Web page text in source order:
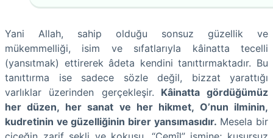
Yani Allah, sahip olduğu sonsuz güzellik ve
mükemmelliği, isim ve sıfatlarıyla kâinatta tecelli
(yansıtmak) ettirerek âdeta kendini tanıttırmaktadır. Bu
tanıttırma ise sadece sözle değil, bizzat yarattığı
varlıklar üzerinden gerçekleşir. Kâinatta gördüğümüz
her düzen, her sanat ve her hikmet, O’nun ilminin,
kudretinin ve güzelliğinin birer yansımasıdır. Mesela bir